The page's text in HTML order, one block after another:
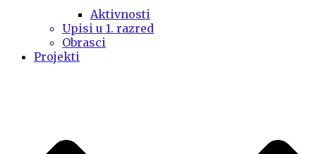
Aktivnosti
Upisi u 1. razred
Obrasci
Projekti